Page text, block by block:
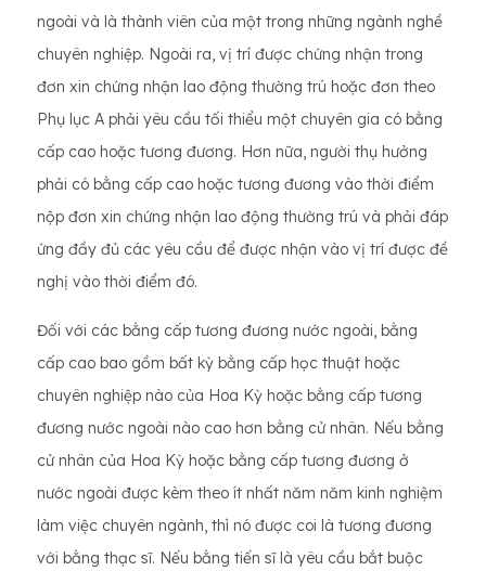
ngoài và là thành viên của một trong những ngành nghề
chuyên nghiệp. Ngoài ra, vị trí được chứng nhận trong
đơn xin chứng nhận lao động thường trú hoặc đơn theo
Phụ lục A phải yêu cầu tối thiểu một chuyên gia có bằng
cấp cao hoặc tương đương. Hơn nữa, người thụ hưởng
phải có bằng cấp cao hoặc tương đương vào thời điểm
nộp đơn xin chứng nhận lao động thường trú và phải đáp
ứng đầy đủ các yêu cầu để được nhận vào vị trí được đề
nghị vào thời điểm đó.
Đối với các bằng cấp tương đương nước ngoài, bằng
cấp cao bao gồm bất kỳ bằng cấp học thuật hoặc
chuyên nghiệp nào của Hoa Kỳ hoặc bằng cấp tương
đương nước ngoài nào cao hơn bằng cử nhân. Nếu bằng
cử nhân của Hoa Kỳ hoặc bằng cấp tương đương ở
nước ngoài được kèm theo ít nhất năm năm kinh nghiệm
làm việc chuyên ngành, thì nó được coi là tương đương
với bằng thạc sĩ. Nếu bằng tiến sĩ là yêu cầu bắt buộc